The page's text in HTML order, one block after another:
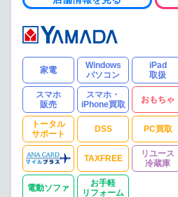
家電
Windows
パソコン
iPad
取扱
スマホ
販売
スマホ・
iPhone買取
おもちゃ
トータル
サポート
DSS PC買取
TAXFREE
リユース
冷蔵庫
電動ソファ
お手軽
リフォーム